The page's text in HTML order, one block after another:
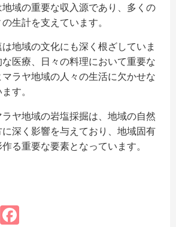
域の重要な収入源であり、多くの
生計を支えています。
地域の文化にも深く根ざしていま
医療、日々の料理において重要な
ラヤ地域の人々の生活に欠かせな
す。
ヤ地域の岩塩採掘は、地域の自然
深く影響を与えており、地域固有
る重要な要素となっています。
E